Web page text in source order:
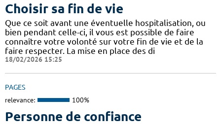
Choisir sa fin de vie
Que ce soit avant une éventuelle hospitalisation, ou
bien pendant celle-ci, il vous est possible de faire
connaître votre volonté sur votre fin de vie et de la
faire respecter. La mise en place des di
18/02/2026 15:25
PAGES
relevance: 100%
Personne de confiance